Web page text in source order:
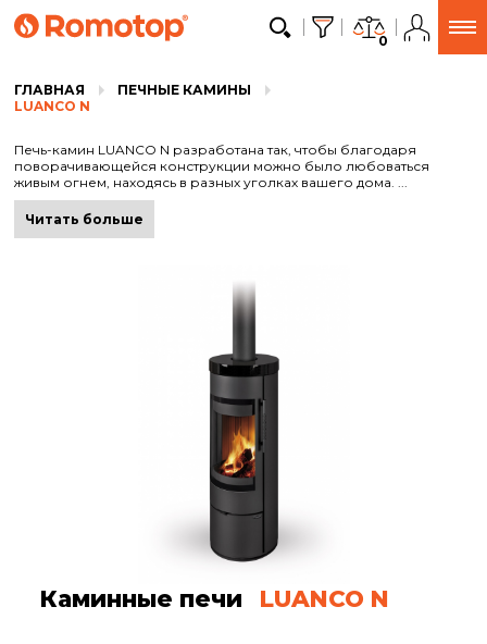
0
ГЛАВНАЯ
ПЕЧНЫЕ КАМИНЫ
LUANCO N
Печь-камин LUANCO N разработана так, чтобы благодаря
поворачивающейся конструкции можно было любоваться
живым огнем, находясь в разных уголках вашего дома. ...
Читать больше
Каминные печи LUANCO N